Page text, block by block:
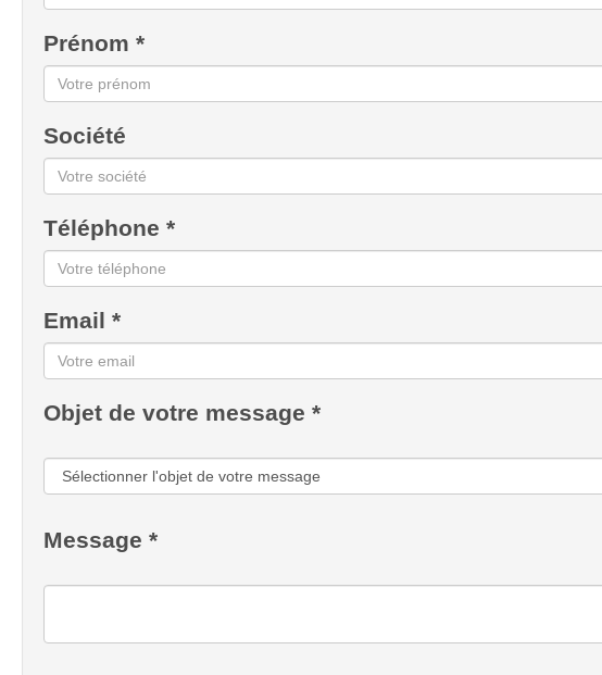
Prénom *
Société
Téléphone *
Email *
Objet de votre message *
Message *